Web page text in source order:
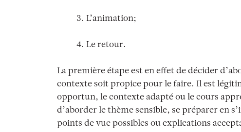
3. L’animation;
4. Le retour.
La première étape est en effet de décider
contexte soit propice pour le faire. Il est
opportun, le contexte adapté ou le cours
d’aborder le thème sensible, se préparer en
points de vue possibles ou explications